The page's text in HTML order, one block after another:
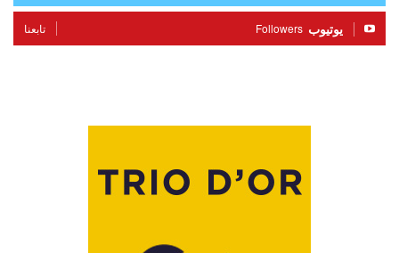
يوتيوب Followers تابعنا